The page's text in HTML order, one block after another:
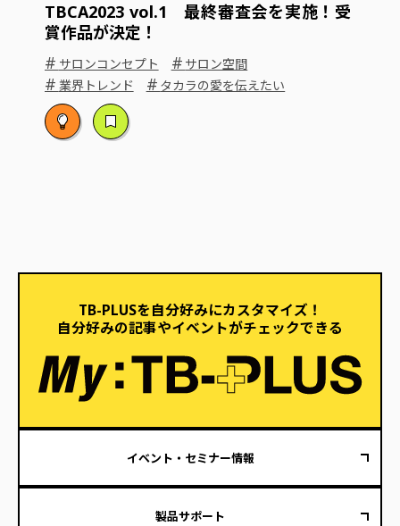
TBCA2023 vol.1 最終審査会を実施！受
賞作品が決定！
# サロンコンセプト # サロン空間
# 業界トレンド # タカラの愛を伝えたい
TB-PLUSを自分好みにカスタマイズ！
自分好みの記事やイベントがチェックできる
イベント・セミナー情報
製品サポート